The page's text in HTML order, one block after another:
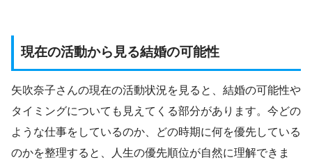
現在の活動から見る結婚の可能性
矢吹奈子さんの現在の活動状況を見ると、結婚の可能性や
タイミングについても見えてくる部分があります。今どの
ような仕事をしているのか、どの時期に何を優先している
のかを整理すると、人生の優先順位が自然に理解できま